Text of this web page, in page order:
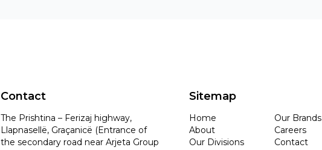
Contact
The Prishtina – Ferizaj highway,
Llapnasellë, Graçanicë (Entrance of
the secondary road near Arjeta Group
Sitemap
Home
About
Our Divisions
Our Brands
Careers
Contact